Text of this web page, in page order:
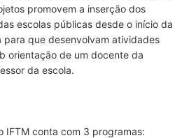
promovem a inserção dos
escolas públicas desde o início da
para que desenvolvam atividades
orientação de um docente da
da escola.
IFTM conta com 3 programas: